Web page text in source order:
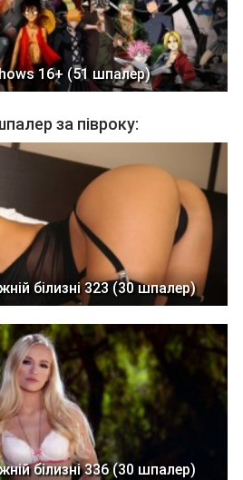
16+ (51 шпалер)
за півроку:
білизні 323 (30 шпалер)
білизні 336 (30 шпалер)